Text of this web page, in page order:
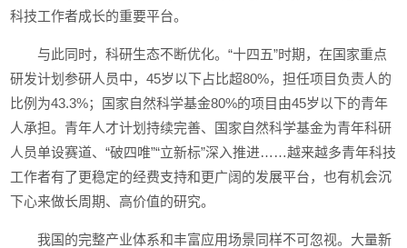
科技工作者成长的重要平台。
与此同时，科研生态不断优化。“十四五”时期，在国家重点
研发计划参研人员中，45岁以下占比超80%，担任项目负责人的
比例为43.3%；国家自然科学基金80%的项目由45岁以下的青年
人承担。青年人才计划持续完善、国家自然科学基金为青年科研
人员单设赛道、“破四唯”“立新标”深入推进……越来越多青年科技
工作者有了更稳定的经费支持和更广阔的发展平台，也有机会沉
下心来做长周期、高价值的研究。
我国的完整产业体系和丰富应用场景同样不可忽视。大量新